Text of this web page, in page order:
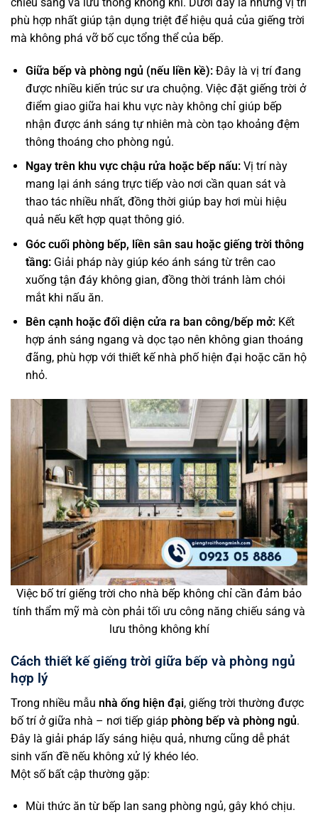
phù hợp nhất giúp tận dụng triệt để hiệu quả của giếng trời
mà không phá vỡ bố cục tổng thể của bếp.
Giữa bếp và phòng ngủ (nếu liền kề):Đây là vị trí đang
được nhiều kiến trúc sư ưa chuộng. Việc đặt giếng trời ở
điểm giao giữa hai khu vực này không chỉ giúp bếp
nhận được ánh sáng tự nhiên mà còn tạo khoảng đệm
thông thoáng cho phòng ngủ.
Ngay trên khu vực chậu rửa hoặc bếp nấu:Vị trí này
mang lại ánh sáng trực tiếp vào nơi cần quan sát và
thao tác nhiều nhất, đồng thời giúp bay hơi mùi hiệu
quả nếu kết hợp quạt thông gió.
Góc cuối phòng bếp, liền sân sau hoặc giếng trời thông
tầng:Giải pháp này giúp kéo ánh sáng từ trên cao
xuống tận đáy không gian, đồng thời tránh làm chói
mắt khi nấu ăn.
Bên cạnh hoặc đối diện cửa ra ban công/bếp mở:Kết
hợp ánh sáng ngang và dọc tạo nên không gian thoáng
đãng, phù hợp với thiết kế nhà phố hiện đại hoặc căn hộ
nhỏ.
Việc bố trí giếng trời cho nhà bếp không chỉ cần đảm bảo
tính thẩm mỹ mà còn phải tối ưu công năng chiếu sáng và
lưu thông không khí
Cách thiết kế giếng trời giữa bếp và phòng ngủ
hợp lý
Trong nhiều mẫu nhà ống hiện đại, giếng trời thường được
bố trí ở giữa nhà – nơi tiếp giáp phòng bếp và phòng ngủ.
Đây là giải pháp lấy sáng hiệu quả, nhưng cũng dễ phát
sinh vấn đề nếu không xử lý khéo léo.
Một số bất cập thường gặp:
Mùi thức ăn từ bếp lan sang phòng ngủ, gây khó chịu.